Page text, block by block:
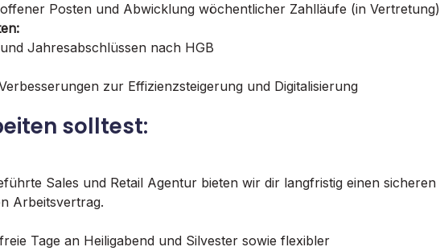
Posten und Abwicklung wöchentlicher Zahlläufe (in Vertretung)
Jahresabschlüssen nach HGB
zur Effizienzsteigerung und Digitalisierung
solltest:
Sales und Retail Agentur bieten wir dir langfristig einen sicheren
Arbeitsvertrag.
Tage an Heiligabend und Silvester sowie flexibler